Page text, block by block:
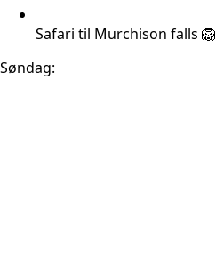
Safari til Murchison falls 🦁
Søndag: